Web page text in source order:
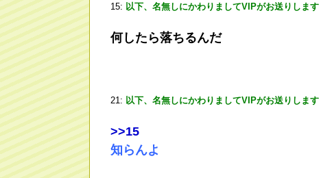
15: 以下、名無しにかわりましてVIPがお送りします
何したら落ちるんだ
21: 以下、名無しにかわりましてVIPがお送りします
>>15
知らんよ